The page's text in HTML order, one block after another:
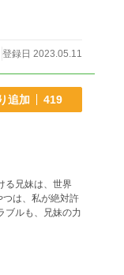
登録日 2023.05.11
追加 419
る兄妹は、世界